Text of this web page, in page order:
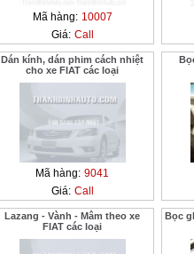
Mã hàng: 10007
Giá: Call
Dán kính, dán phim cách nhiệt
cho xe FIAT các loại
Mã hàng: 9041
Giá: Call
Lazang - Vành - Mâm theo xe
FIAT các loại
Bọc